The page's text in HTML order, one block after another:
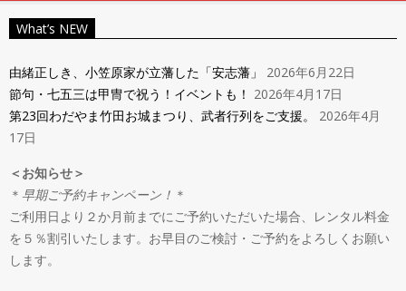
ン
タ
ル
＆
オ
Navigation
What’s NEW
由緒正しき、小笠原家が立藩した「安志藩」
2026年6月22日
節句・七五三は甲冑で祝う！イベントも！ 2026年4月17日
第23回わだやま竹田お城まつり、武者行列をご支援。
2026年4月
17日
＜お知らせ＞
＊ 早期ご予約キャンペーン！ ＊
ご利用日より２か月前までにご予約いただいた場合、レンタル料金
を５％割引いたします。お早目のご検討・ご予約をよろしくお願い
します。